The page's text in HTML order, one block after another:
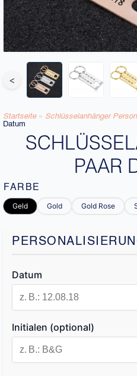
<
Startseite » Schlüsselanhänger
Datum
PAAR
FARBE
Geld Gold Gold Rose
Datum
Initialen (optional)